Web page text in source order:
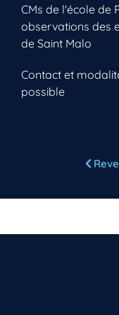
CMs de l'école de
observations des
de Saint Malo
Contact et
possible